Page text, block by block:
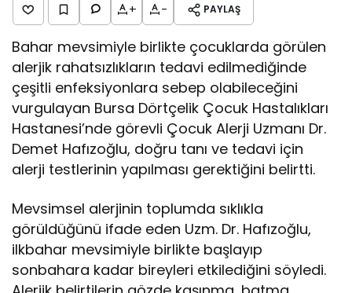
+ - PAYLAŞ
Bahar mevsimiyle birlikte çocuklarda görülen
alerjik rahatsızlıkların tedavi edilmediğinde
çeşitli enfeksiyonlara sebep olabileceğini
vurgulayan Bursa Dörtçelik Çocuk Hastalıkları
Hastanesi’nde görevli Çocuk Alerji Uzmanı Dr.
Demet Hafızoğlu, doğru tanı ve tedavi için
alerji testlerinin yapılması gerektiğini belirtti.
Mevsimsel alerjinin toplumda sıklıkla
görüldüğünü ifade eden Uzm. Dr. Hafızoğlu,
ilkbahar mevsimiyle birlikte başlayıp
sonbahara kadar bireyleri etkilediğini söyledi.